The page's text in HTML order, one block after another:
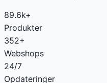
89.6k+
Produkter
352+
Webshops
24/7
Opdateringer